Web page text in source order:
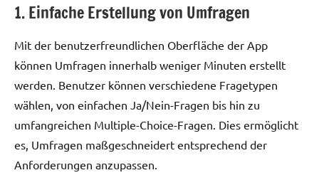
1. Einfache Erstellung von Umfragen
Mit der benutzerfreundlichen Oberfläche der App
können Umfragen innerhalb weniger Minuten erstellt
werden. Benutzer können verschiedene Fragetypen
wählen, von einfachen Ja/Nein-Fragen bis hin zu
umfangreichen Multiple-Choice-Fragen. Dies ermöglicht
es, Umfragen maßgeschneidert entsprechend der
Anforderungen anzupassen.